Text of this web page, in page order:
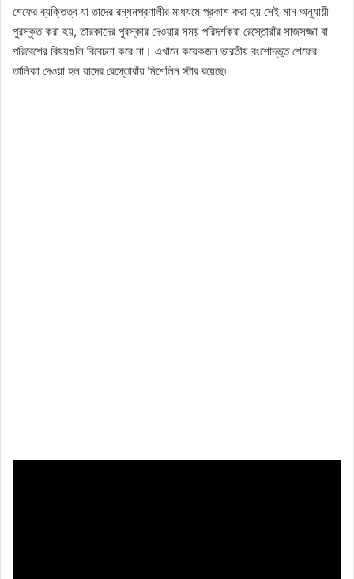
শেফের ব্যক্তিত্ব যা তাদের রন্ধনপ্রণালীর মাধ্যমে প্রকাশ করা হয় সেই মান অনুযায়ী
পুরস্কৃত করা হয়, তারকাদের পুরস্কার দেওয়ার সময় পরিদর্শকরা রেস্তোরাঁর সাজসজ্জা বা
পরিবেশের বিষয়গুলি বিবেচনা করে না। এখানে কয়েকজন ভারতীয় বংশোদ্ভূত শেফের
তালিকা দেওয়া হল যাদের রেস্তোরাঁয় মিশেলিন স্টার রয়েছে৷